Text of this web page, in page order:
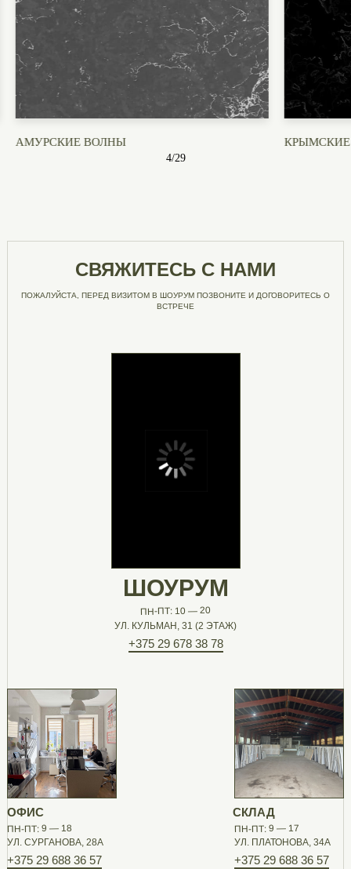
АМУРСКИЕ ВОЛНЫ КРЫМСКИЕ
4/29
ШОУРУМ
ОФИС
ПОЖАЛУЙСТА, ПЕРЕД ВИЗИТОМ В ШОУРУМ ПОЗВОНИТЕ И ДОГОВОРИТЕСЬ О
ВСТРЕЧЕ
ПН-ПТ: 10 — 20
ПН-ПТ: 9 — 18
УЛ. КУЛЬМАН, 31 (2 ЭТАЖ)
УЛ. СУРГАНОВА, 28А
+375 29 678 38 78
+375 29 688 36 57
СВЯЖИТЕСЬ С НАМИ
СКЛАД
ПН-ПТ: 9 — 17
УЛ. ПЛАТОНОВА, 34А
+375 29 688 36 57